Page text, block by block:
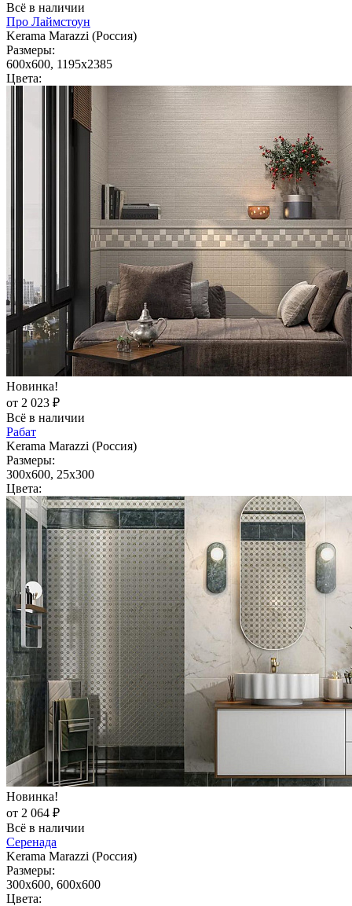
Всё в наличии
Про Лаймстоун
Kerama Marazzi (Россия)
Размеры:
600x600, 1195x2385
Цвета:
Новинка!
от 2 023 ₽
Всё в наличии
Рабат
Kerama Marazzi (Россия)
Размеры:
300x600, 25x300
Цвета:
Новинка!
от 2 064 ₽
Всё в наличии
Серенада
Kerama Marazzi (Россия)
Размеры:
300x600, 600x600
Цвета: